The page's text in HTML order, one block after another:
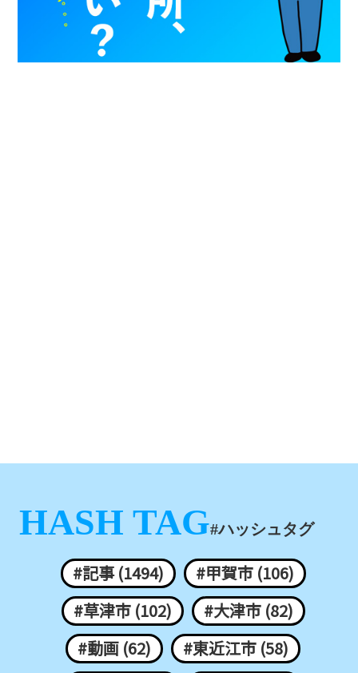
HASH TAG#ハッシュタグ
#記事 (1494)
#甲賀市 (106)
#草津市 (102)
#大津市 (82)
#動画 (62)
#東近江市 (58)